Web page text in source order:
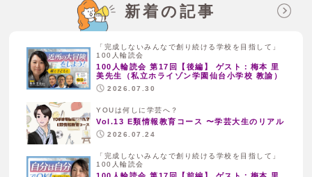
新着の記事
「完成しないみんなで創り続ける学校を目指して」
100人輪読会
100人輪読会 第17回【後編】 ゲスト：梅本 里
美先生（私立ホライゾン学園仙台小学校 教諭）
2026.07.30
YOUは何しに学芸へ？
Vol.13 E類情報教育コース 〜学芸大生のリアル
2026.07.24
「完成しないみんなで創り続ける学校を目指して」
100人輪読会